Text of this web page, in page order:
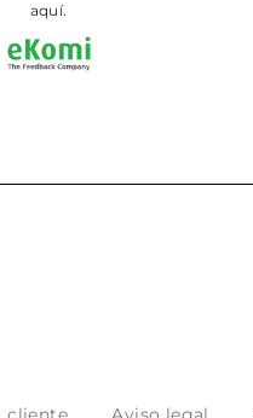
aquí.